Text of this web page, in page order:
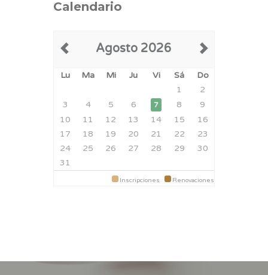
Calendario
Agosto 2026
Lu Ma Mi Ju Vi Sá
Do
1
2
3
4 5 6 7 8
9
10
11 12 13 14 15
16
17
18 19 20 21 22
23
24
25 26 27 28 29
30
31
Inscripciones Renovaciones